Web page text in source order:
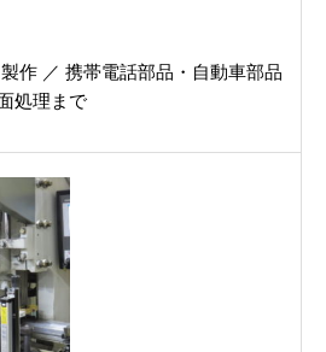
作 ／ 携帯電話部品・自動車部品
処理まで